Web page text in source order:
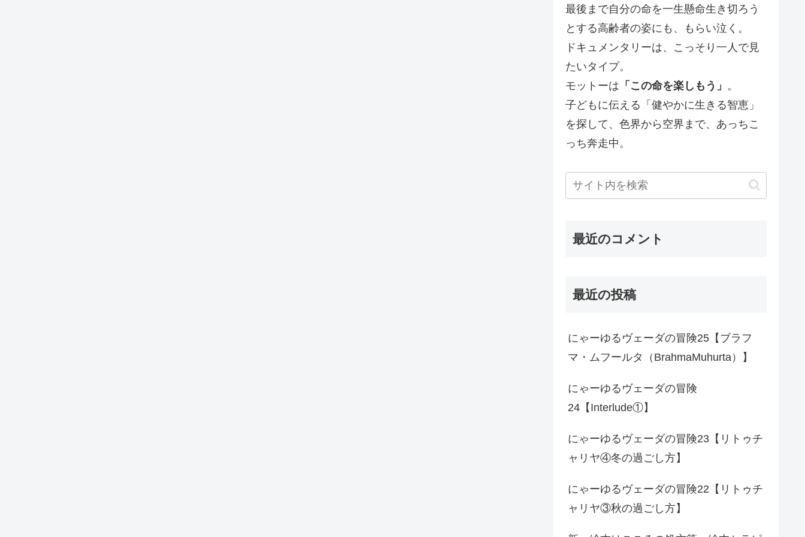
最後まで自分の命を一生懸命生き切ろう
とする高齢者の姿にも、もらい泣く。
ドキュメンタリーは、こっそり一人で見
たいタイプ。
モットーは 「この命を楽しもう」 。
子どもに伝える「健やかに生きる智恵」
を探して、色界から空界まで、あっちこ
っち奔走中。
最近のコメント
最近の投稿
にゃーゆるヴェーダの冒険25【ブラフ
マ・ムフールタ（BrahmaMuhurta）】
にゃーゆるヴェーダの冒険
24【Interlude①】
にゃーゆるヴェーダの冒険23【リトゥチ
ャリヤ④冬の過ごし方】
にゃーゆるヴェーダの冒険22【リトゥチ
ャリヤ③秋の過ごし方】